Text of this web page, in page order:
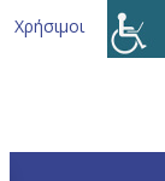
Χρήσιμοι